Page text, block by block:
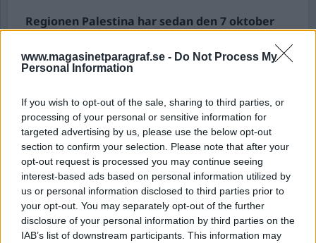
www.magasinetparagraf.se - Do Not Process My
Personal Information
If you wish to opt-out of the sale, sharing to third parties, or
processing of your personal or sensitive information for
targeted advertising by us, please use the below opt-out
section to confirm your selection. Please note that after your
opt-out request is processed you may continue seeing
interest-based ads based on personal information utilized by
us or personal information disclosed to third parties prior to
your opt-out. You may separately opt-out of the further
disclosure of your personal information by third parties on the
IAB’s list of downstream participants. This information may
Regionen Palestina har sedan den 7 oktober
naturligtvis, där har blommorna vissnat och
solen har försvunnit eftersom mörkret har
barnen kan inte leka slarvigt på gatorna, och
fredens vita duvor flyger inte på den dystra
himlen.
Vem är skyldig till denna tragedi? Är det det
israeliska folkets fel? Är det det palestinska
folkets...
Börja prenumerera för att läsa detta innehåll.